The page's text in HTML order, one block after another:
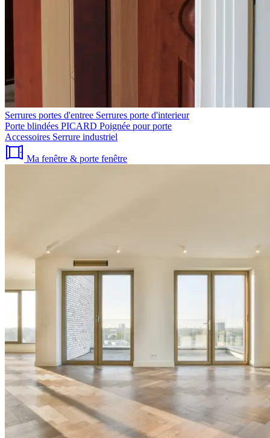
Serrures portes d'entree Serrures porte d'interieur
Porte blindées PICARD Poignée pour porte
Accessoires Serrure industriel
Ma fenêtre & porte fenêtre